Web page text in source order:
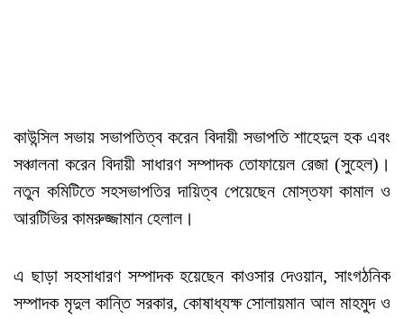
কাউন্সিল সভায় সভাপতিত্ব করেন বিদায়ী সভাপতি শাহেদুল হক এবং
সঞ্চালনা করেন বিদায়ী সাধারণ সম্পাদক তোফায়েল রেজা (সুহেল)।
নতুন কমিটিতে সহসভাপতির দায়িত্ব পেয়েছেন মোস্তফা কামাল ও
আরটিভির কামরুজ্জামান হেলাল।
এ ছাড়া সহসাধারণ সম্পাদক হয়েছেন কাওসার দেওয়ান, সাংগঠনিক
সম্পাদক মৃদুল কান্তি সরকার, কোষাধ্যক্ষ সোলায়মান আল মাহমুদ ও